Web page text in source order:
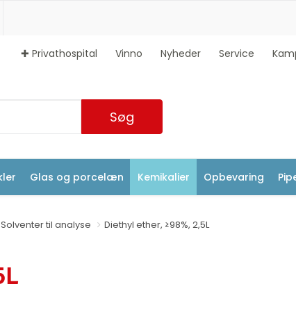
✚ Privathospital Vinno Nyheder Service
Søg
Glas og porcelæn Kemikalier Opbevaring
Solventer til analyse Diethyl ether, ≥98%, 2,5L